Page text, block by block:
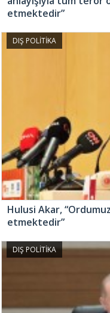
etmektedir”
DIŞ POLİTİKA
Hulusi Akar,
etmektedir”
DIŞ POLİTİKA